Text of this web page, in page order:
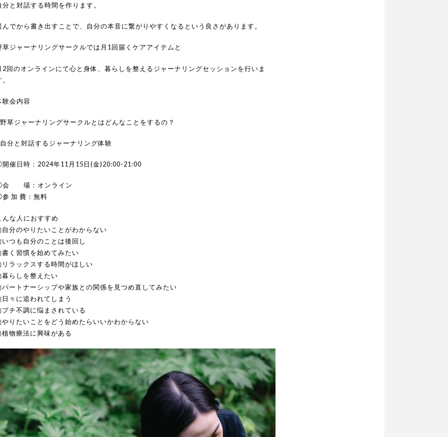
分と対話する時間を作ります。
んでから書き出すことで、自分の本音に繋がりやすくなるという良さがあります。
草ジャーナリングサークルでは月1回届くケアアイテムと
2回のオンラインにて心と身体、暮らしを整えるジャーナリングセッションを行いま
験会内容
草ジャーナリングサークルとはどんなことをするの？
分と対話するジャーナリング体験
催日時：2024年11月15日(金)20:00-21:00
場：オンライン
加 費：無料
んな人におすすめ
分のやりたいことがわからない
つも自分のことは後回し
く習慣を始めてみたい
ラックスする時間がほしい
らしを整えたい
ートナーシップや家族との関係を見つめ直してみたい
々に追われてしまう
チ不調に悩まされている
りたいことをどう始めたらいいかわからない
物療法に興味がある